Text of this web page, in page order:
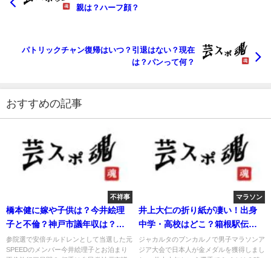
親は？ハーフ顔？
パトリックチャン復帰はいつ？引退はない？現在
は？パンって何？
おすすめの記事
不祥事
橋本健に嫁や子供は？今井絵理
子と不倫？神戸市議年収は？離
婚は？
参院選で安倍チルドレンとして当選した元
SPEEDのメンバー今井絵理子とお泊まり
マラソン
井上大仁の折り紙が凄い！出身
中学・高校はどこ？箱根駅伝で
活躍！
ジャカルタのブンカルノで男子マラソンア
ジア大会で日本人が金メダルを獲得しまし